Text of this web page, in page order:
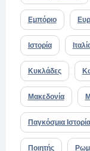
Εμπόριο
Ιστορία
Κυκλάδες
Μακεδονία
Παγκόσμια Ιστορία
Ποιητής